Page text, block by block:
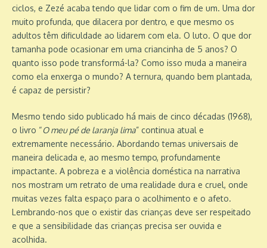
ciclos, e Zezé acaba tendo que lidar com o fim de um. Uma dor
muito profunda, que dilacera por dentro, e que mesmo os
adultos têm dificuldade ao lidarem com ela. O luto. O que dor
tamanha pode ocasionar em uma criancinha de 5 anos? O
quanto isso pode transformá-la? Como isso muda a maneira
como ela enxerga o mundo? A ternura, quando bem plantada,
é capaz de persistir?
Mesmo tendo sido publicado há mais de cinco décadas (1968),
o livro “O meu pé de laranja lima” continua atual e
extremamente necessário. Abordando temas universais de
maneira delicada e, ao mesmo tempo, profundamente
impactante. A pobreza e a violência doméstica na narrativa
nos mostram um retrato de uma realidade dura e cruel, onde
muitas vezes falta espaço para o acolhimento e o afeto.
Lembrando-nos que o existir das crianças deve ser respeitado
e que a sensibilidade das crianças precisa ser ouvida e
acolhida.